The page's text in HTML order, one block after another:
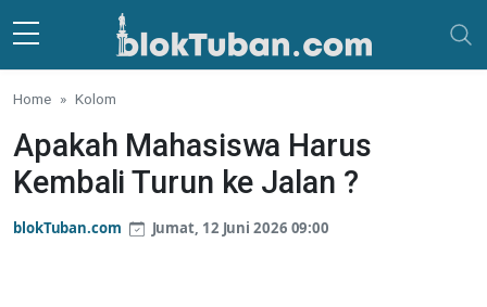
Skip to main content
Home Kolom
Apakah Mahasiswa Harus
Kembali Turun ke Jalan ?
blokTuban.com Jumat, 12 Juni 2026 09:00